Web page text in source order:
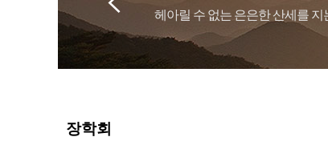
헤아릴 수 없는 은은한 산세를 지
장학회